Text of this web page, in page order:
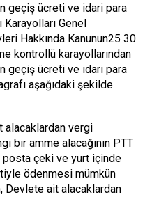
geçiş ücreti ve idari para
Karayolları Genel
Hakkında Kanunun25 30
kontrollü karayollarından
geçiş ücreti ve idari para
aşağıdaki şekilde
alacaklardan vergi
bir amme alacağının PTT
posta çeki ve yurt içinde
ödenmesi mümkün
Devlete ait alacaklardan